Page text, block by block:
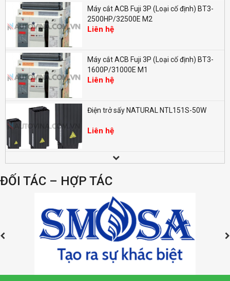
Máy cắt ACB Fuji 3P (Loại cố định) BT3-
2500HP/32500E M2
Liên hệ
Máy cắt ACB Fuji 3P (Loại cố định) BT3-
1600P/31000E M1
Liên hệ
Điện trở sấy NATURAL NTL151S-50W
Liên hệ
Đồng hồ LED đo điện nặng dạng số SELEC
Liên hệ
Đồng hồ LED dạng số SELEC MV35-1
(96x96mm)
Liên hệ
Đồng hồ LED dạng số SELEC MA32-1
(96x96mm)
ĐỐI TÁC – HỢP TÁC